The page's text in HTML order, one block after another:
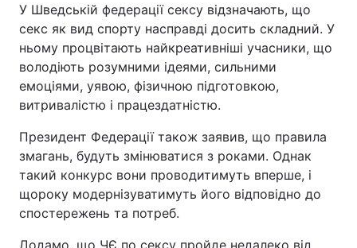
У Шведській федерації сексу відзначають, що
секс як вид спорту насправді досить складний. У
ньому процвітають найкреативніші учасники, що
володіють розумними ідеями, сильними
емоціями, уявою, фізичною підготовкою,
витривалістю і працездатністю.
Президент Федерації також заявив, що правила
змагань, будуть змінюватися з роками. Однак
такий конкурс вони проводитимуть вперше, і
щороку модернізуватимуть його відповідно до
спостережень та потреб.
Додамо, що ЧЄ по сексу пройде недалеко від